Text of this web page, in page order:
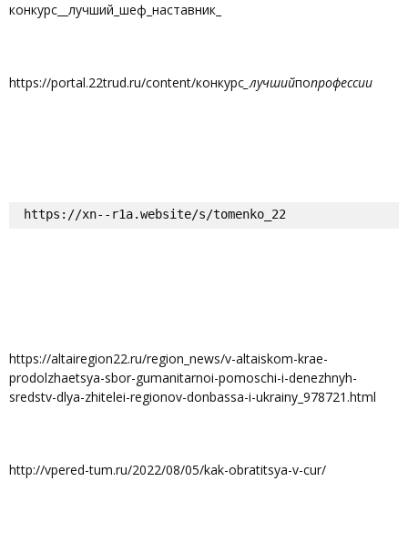
конкурс__лучший_шеф_наставник_
https://portal.22trud.ru/content/конкурс _лучшийпопрофессии
https://xn--r1a.website/s/tomenko_22
https://altairegion22.ru/region_news/v-altaiskom-krae-
prodolzhaetsya-sbor-gumanitarnoi-pomoschi-i-denezhnyh-
sredstv-dlya-zhitelei-regionov-donbassa-i-ukrainy_978721.html
http://vpered-tum.ru/2022/08/05/kak-obratitsya-v-cur/